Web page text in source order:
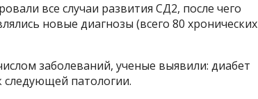
все случаи развития СД2, после чего
новые диагнозы (всего 80 хронических
заболеваний, ученые выявили: диабет
следующей патологии.